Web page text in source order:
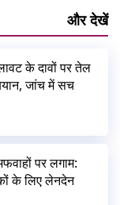
और देखें
के दावों पर तेल
जांच में सच
पर लगाम:
के लिए लेनदेन